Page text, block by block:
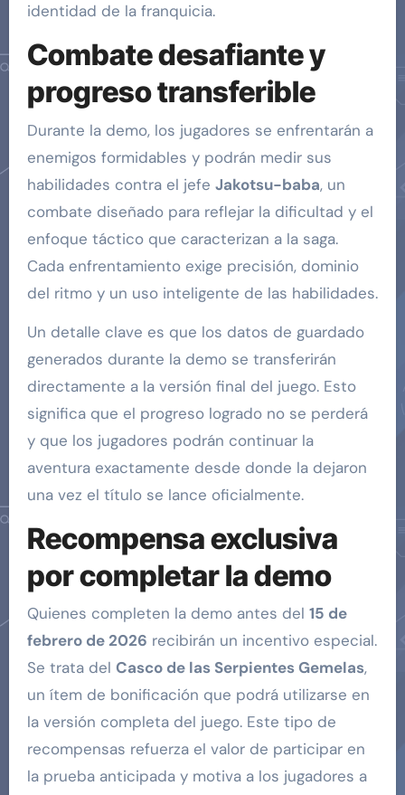
identidad de la franquicia.
Combate desafiante y
progreso transferible
Durante la demo, los jugadores se enfrentarán a
enemigos formidables y podrán medir sus
habilidades contra el jefe Jakotsu-baba, un
combate diseñado para reflejar la dificultad y el
enfoque táctico que caracterizan a la saga.
Cada enfrentamiento exige precisión, dominio
del ritmo y un uso inteligente de las habilidades.
Un detalle clave es que los datos de guardado
generados durante la demo se transferirán
directamente a la versión final del juego. Esto
significa que el progreso logrado no se perderá
y que los jugadores podrán continuar la
aventura exactamente desde donde la dejaron
una vez el título se lance oficialmente.
Recompensa exclusiva
por completar la demo
Quienes completen la demo antes del 15 de
febrero de 2026 recibirán un incentivo especial.
Se trata del Casco de las Serpientes Gemelas,
un ítem de bonificación que podrá utilizarse en
la versión completa del juego. Este tipo de
recompensas refuerza el valor de participar en
la prueba anticipada y motiva a los jugadores a